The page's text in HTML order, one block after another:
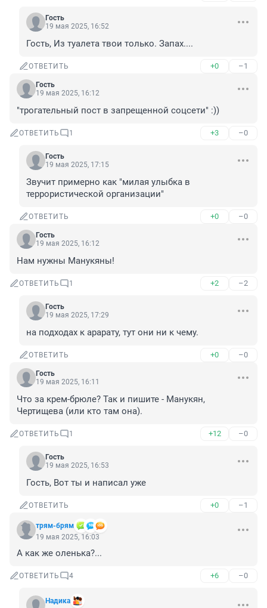
Гость
19 мая 2025, 16:52
Гость, Из туалета твои только. Запах....
ОТВЕТИТЬ +0 –1
Гость
19 мая 2025, 16:12
"трогательный пост в запрещенной соцсети" :))
ОТВЕТИТЬ 1 +3 –0
Гость
19 мая 2025, 17:15
Звучит примерно как "милая улыбка в
террористической организации"
ОТВЕТИТЬ +0 –0
Гость
19 мая 2025, 16:12
Нам нужны Манукяны!
ОТВЕТИТЬ 1 +2 –2
Гость
19 мая 2025, 17:29
на подходах к арарату, тут они ни к чему.
ОТВЕТИТЬ +0 –0
Гость
19 мая 2025, 16:11
Что за крем-брюле? Так и пишите - Манукян,
Чертищева (или кто там она).
ОТВЕТИТЬ 1 +12 –0
Гость
19 мая 2025, 16:53
Гость, Вот ты и написал уже
ОТВЕТИТЬ +0 –1
трям-брям
19 мая 2025, 16:03
А как же оленька?...
ОТВЕТИТЬ 4 +6 –0
Надика